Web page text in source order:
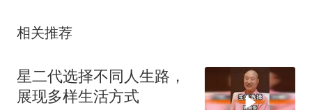
相关推荐
星二代选择不同人生路，
展现多样生活方式